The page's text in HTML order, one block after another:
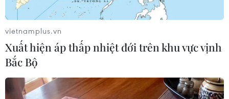
vietnamplus.vn
Xuất hiện áp thấp nhiệt đới trên khu vực vịnh
Bắc Bộ